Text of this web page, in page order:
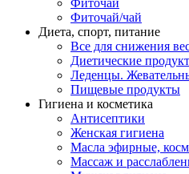
Фиточай
Фиточай/чай
Диета, спорт, питание
Все для снижения
Диетические
Леденцы.
Пищевые продукты
Гигиена и косметика
Антисептики
Женская гигиена
Масла эфирные,
Массаж и